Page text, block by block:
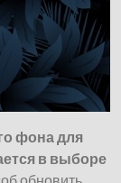
фона для
в выборе